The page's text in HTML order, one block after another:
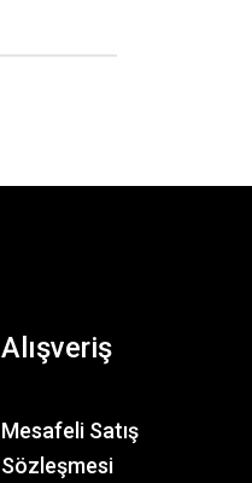
Alışveriş
Mesafeli Satış
Sözleşmesi